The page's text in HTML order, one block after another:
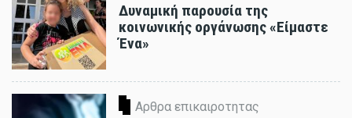
Δυναμική παρουσία της
κοινωνικής οργάνωσης «Είμαστε
Ένα»
Αρθρα επικαιροτητας